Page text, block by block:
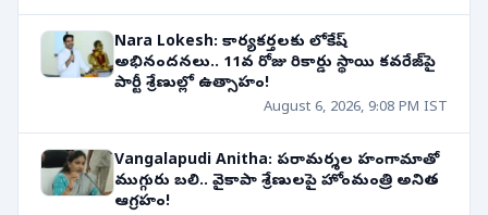
Nara Lokesh: కార్యకర్తలకు లోకేష్
అభినందనలు.. 11వ రోజు రికార్డు స్థాయి కవరేజ్‌పై
పార్టీ శ్రేణుల్లో ఉత్సాహం!
August 6, 2026, 9:08 PM IST
Vangalapudi Anitha: పరామర్శల హంగామాతో
ముగ్గురు బలి.. వైకాపా శ్రేణులపై హోంమంత్రి అనిత
ఆగ్రహం!